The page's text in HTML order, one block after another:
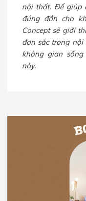
nội thất. Để giúp
đúng đắn cho
Concept sẽ giới
đơn sắc trong
không gian
này.